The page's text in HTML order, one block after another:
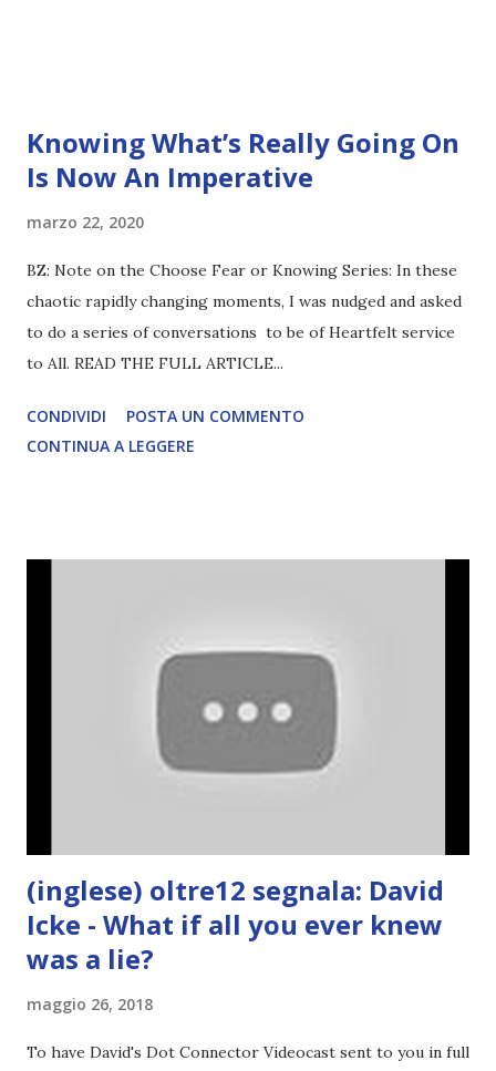
Knowing What’s Really Going On
Is Now An Imperative
marzo 22, 2020
BZ: Note on the Choose Fear or Knowing Series: In these
chaotic rapidly changing moments, I was nudged and asked
to do a series of conversations to be of Heartfelt service
to All. READ THE FULL ARTICLE...
CONDIVIDI
POSTA UN COMMENTO
CONTINUA A LEGGERE
(inglese) oltre12 segnala: David
Icke - What if all you ever knew
was a lie?
maggio 26, 2018
To have David's Dot Connector Videocast sent to you in full